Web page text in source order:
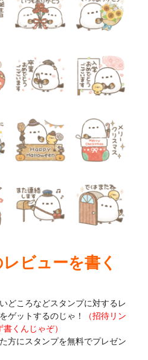
ビューを書く
どころなどスタンプに対するレ
ゲットするのじゃ！
（招待リン
くんじゃぞ）
方にスタンプを無料でプレゼン